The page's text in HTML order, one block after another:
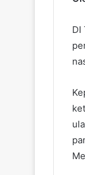
DI